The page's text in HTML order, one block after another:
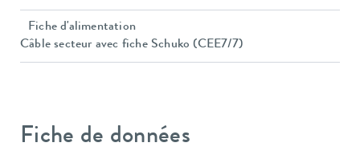
Fiche d'alimentation
Câble secteur avec fiche Schuko (CEE7/7)
Fiche de données